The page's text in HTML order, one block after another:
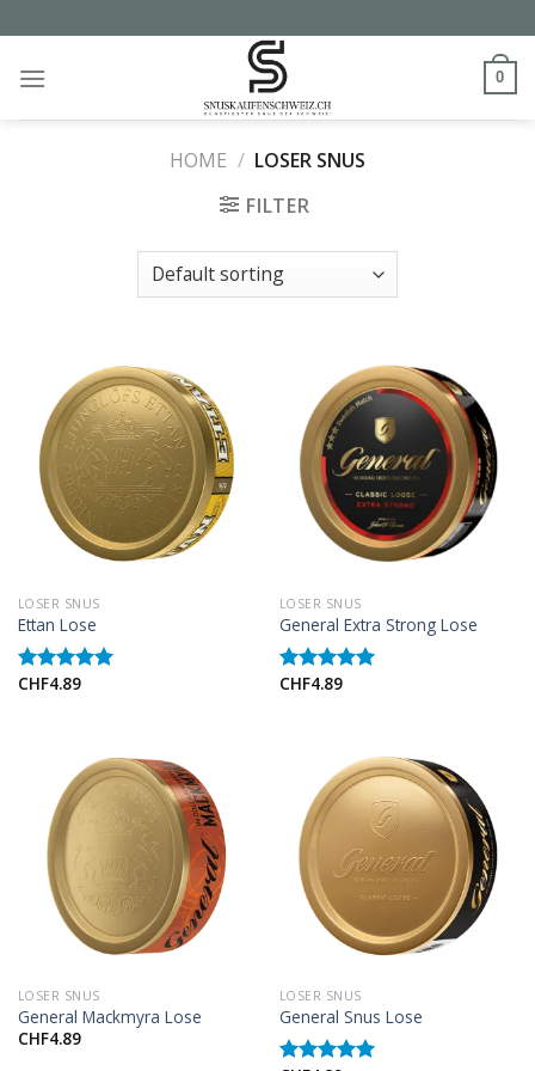
to
content
0
HOME / LOSER SNUS
FILTER
LOSER SNUS
Ettan Lose
Rated5.00
CHF4.89
LOSER SNUS
General Extra Strong Lose
Rated5.00
CHF4.89
LOSER SNUS
General Mackmyra Lose
CHF4.89
LOSER SNUS
General Snus Lose